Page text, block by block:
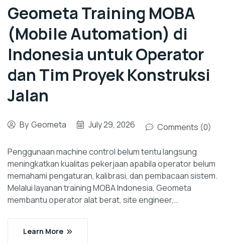
Geometa Training MOBA
(Mobile Automation) di
Indonesia untuk Operator
dan Tim Proyek Konstruksi
Jalan
By Geometa July 29, 2026 Comments (0)
Penggunaan machine control belum tentu langsung
meningkatkan kualitas pekerjaan apabila operator belum
memahami pengaturan, kalibrasi, dan pembacaan sistem.
Melalui layanan training MOBA Indonesia, Geometa
membantu operator alat berat, site engineer,…
Learn More